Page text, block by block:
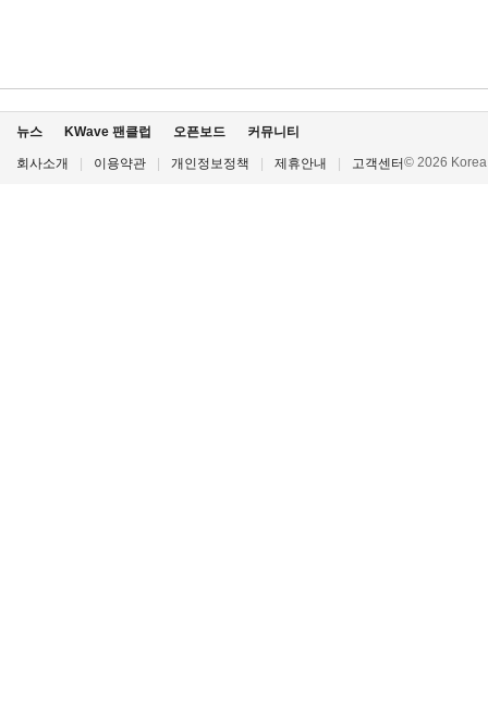
뉴스 KWave 팬클럽 오픈보드 커뮤니티
회사소개 이용약관 개인정보정책 제휴안내 고객센터© 2026